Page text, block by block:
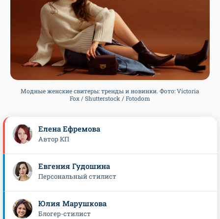
Модные женские свитеры: тренды и новинки. Фото: Victoria
Fox / Shutterstock / Fotodom
Елена Ефремова
Автор КП
Евгения Гудошина
Персональный стилист
Юлия Марушкова
Блогер-стилист